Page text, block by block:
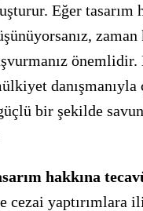
Eğer tasarım
zaman
önemlidir.
danışmanıyla
bir şekilde
hakkına
cezai yaptırımlara